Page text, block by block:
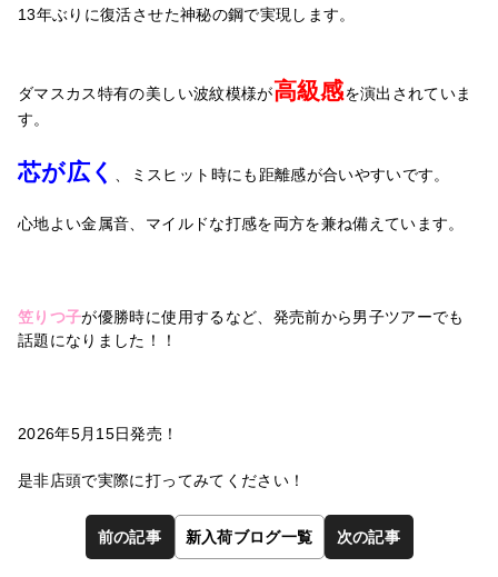
13年ぶりに復活させた神秘の鋼で実現します。
ダマスカス特有の美しい波紋模様が高級感を演出されていま
す。
芯が広く 、ミスヒット時にも距離感が合いやすいです。
心地よい金属音、マイルドな打感を両方を兼ね備えています。
笠りつ子が優勝時に使用するなど、発売前から男子ツアーでも
話題になりました！！
2026年5月15日発売！
是非店頭で実際に打ってみてください！
前の記事 新入荷ブログ一覧 次の記事